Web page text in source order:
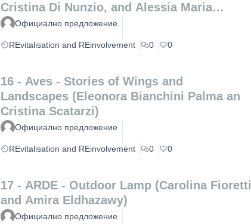
Cristina Di Nunzio, and Alessia Maria
Patrizio)
Официално предложение
REvitalisation and REinvolvement 0 0
16 - Aves - Stories of Wings and
Landscapes (Eleonora Bianchini Palma an
Cristina Scatarzi)
Официално предложение
REvitalisation and REinvolvement 0 0
17 - ARDE - Outdoor Lamp (Carolina Fioretti
and Amira Eldhazawy)
Официално предложение